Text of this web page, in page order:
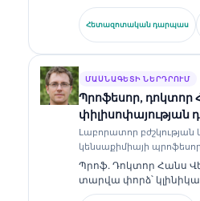
բժշկության և
ոլորտում ավելի քան
ունի
ու լաբորատոր
կլինիկական
Հետազոտական դարպաս
ՄԱՍՆԱԳԵՏԻ ՆԵՐԴՐՈՒՄ
Պրոֆեսոր, դոկտոր
փիլիսոփայության
Լաբորատոր բժշկության
կենսաքիմիայի պրոֆեսոր
Պրոֆ. Դոկտոր Հանս
տարվա փորձ՝
լաբորատոր